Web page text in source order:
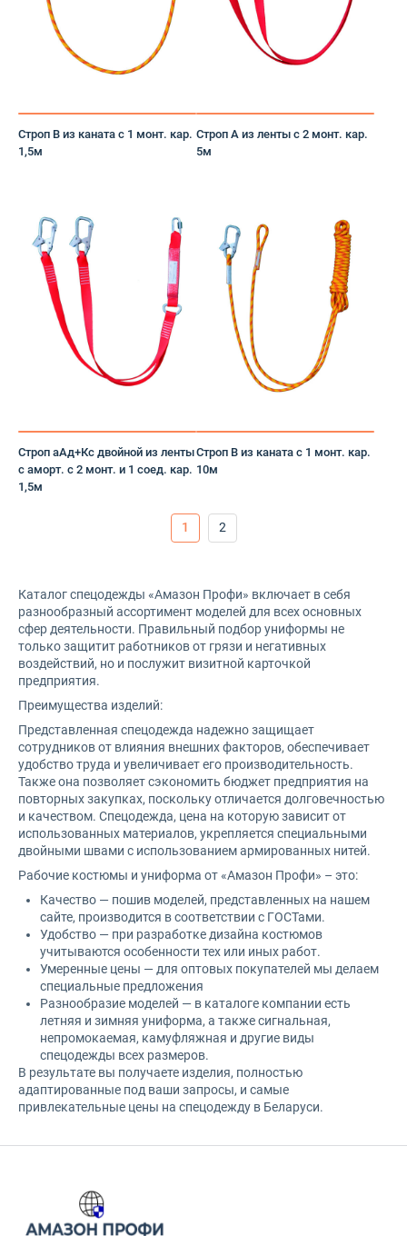
Жилет
Защита коленей
Защитная
зимняя
Зимняя обувь
Зимняя спецодежда
Каска
Кепка-бейсболка
Комбинезон
Комплект
Комплект защиты дыхания
Костюм
костюмы
КПБ 1
КПБ Евро макси
КПБ Семейный макси
Краги
Крем
Крема
Кроссовки
курта
Куртка-ветровка
Строп В из каната с 1 монт. кар.
1,5м
Строп А из ленты с 2 монт. кар.
5м
Строп аАд+Кс двойной из ленты
с аморт. с 2 монт. и 1 соед. кар.
1,5м
Строп В из каната с 1 монт. кар.
10м
1 2
Каталог спецодежды «Амазон Профи» включает в себя
разнообразный ассортимент моделей для всех основных
сфер деятельности. Правильный подбор униформы не
только защитит работников от грязи и негативных
воздействий, но и послужит визитной карточкой
предприятия.
Преимущества изделий:
Представленная спецодежда надежно защищает
сотрудников от влияния внешних факторов, обеспечивает
удобство труда и увеличивает его производительность.
Также она позволяет сэкономить бюджет предприятия на
повторных закупках, поскольку отличается долговечностью
и качеством. Спецодежда, цена на которую зависит от
использованных материалов, укрепляется специальными
двойными швами с использованием армированных нитей.
Рабочие костюмы и униформа от «Амазон Профи» – это:
Качество — пошив моделей, представленных на нашем
сайте, производится в соответствии с ГОСТами.
Удобство — при разработке дизайна костюмов
учитываются особенности тех или иных работ.
Умеренные цены — для оптовых покупателей мы делаем
специальные предложения
Разнообразие моделей — в каталоге компании есть
летняя и зимняя униформа, а также сигнальная,
непромокаемая, камуфляжная и другие виды
спецодежды всех размеров.
В результате вы получаете изделия, полностью
адаптированные под ваши запросы, и самые
привлекательные цены на спецодежду в Беларуси.